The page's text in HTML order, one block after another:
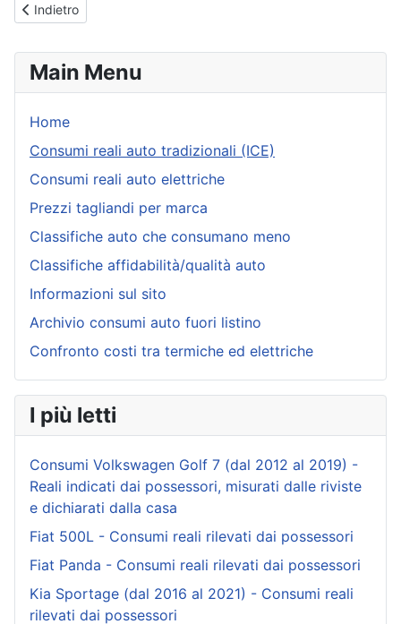
Main Menu
Home
Consumi reali auto tradizionali (ICE)
Consumi reali auto elettriche
Prezzi tagliandi per marca
Classifiche auto che consumano meno
Classifiche affidabilità/qualità auto
Informazioni sul sito
Archivio consumi auto fuori listino
Confronto costi tra termiche ed elettriche
I più letti
Consumi Volkswagen Golf 7 (dal 2012 al 2019) -
Reali indicati dai possessori, misurati dalle riviste
e dichiarati dalla casa
Fiat 500L - Consumi reali rilevati dai possessori
Fiat Panda - Consumi reali rilevati dai possessori
Kia Sportage (dal 2016 al 2021) - Consumi reali
rilevati dai possessori
Articolo precedente: Jeep Renegade - Consumi reali rilevati dai
Indietro